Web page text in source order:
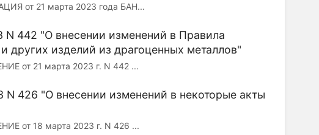
от 21 марта 2023 года БАН...
N 442 "О внесении изменений в Правила
других изделий из драгоценных металлов"
от 21 марта 2023 г. N 442 ...
426 "О внесении изменений в некоторые акты
от 18 марта 2023 г. N 426 ...